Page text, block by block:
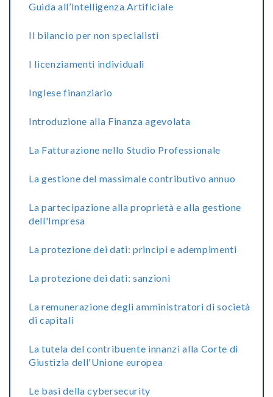
Guida all’Intelligenza Artificiale
Il bilancio per non specialisti
I licenziamenti individuali
Inglese finanziario
Introduzione alla Finanza agevolata
La Fatturazione nello Studio Professionale
La gestione del massimale contributivo annuo
La partecipazione alla proprietà e alla gestione
dell'Impresa
La protezione dei dati: principi e adempimenti
La protezione dei dati: sanzioni
La remunerazione degli amministratori di società
di capitali
La tutela del contribuente innanzi alla Corte di
Giustizia dell'Unione europea
Le basi della cybersecurity